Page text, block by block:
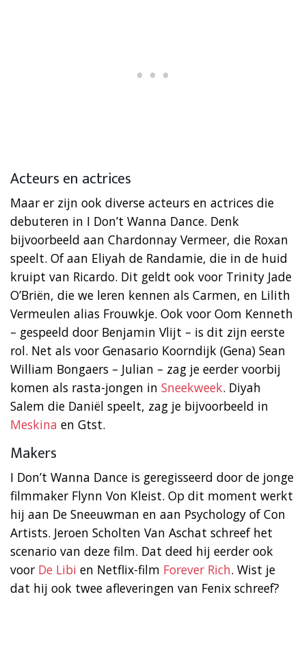
Acteurs en actrices
Maar er zijn ook diverse acteurs en actrices die
debuteren in I Don’t Wanna Dance. Denk
bijvoorbeeld aan Chardonnay Vermeer, die Roxan
speelt. Of aan Eliyah de Randamie, die in de huid
kruipt van Ricardo. Dit geldt ook voor Trinity Jade
O’Briën, die we leren kennen als Carmen, en Lilith
Vermeulen alias Frouwkje. Ook voor Oom Kenneth
– gespeeld door Benjamin Vlijt – is dit zijn eerste
rol. Net als voor Genasario Koorndijk (Gena) Sean
William Bongaers – Julian – zag je eerder voorbij
komen als rasta-jongen in Sneekweek. Diyah
Salem die Daniël speelt, zag je bijvoorbeeld in
Meskina en Gtst.
Makers
I Don’t Wanna Dance is geregisseerd door de jonge
filmmaker Flynn Von Kleist. Op dit moment werkt
hij aan De Sneeuwman en aan Psychology of Con
Artists. Jeroen Scholten Van Aschat schreef het
scenario van deze film. Dat deed hij eerder ook
voor De Libi en Netflix-film Forever Rich. Wist je
dat hij ook twee afleveringen van Fenix schreef?